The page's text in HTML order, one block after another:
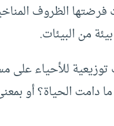
الظروف
من البيئات.
توزيعية للأحياء
دامت الحياة؟ أو